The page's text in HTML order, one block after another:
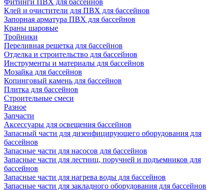
Фитинги ПВХ для бассейнов
Клей и очистители для ПВХ для бассейнов
Запорная арматура ПВХ для бассейнов
Краны шаровые
Тройники
Переливная решетка для бассейнов
Отделка и строительство для бассейнов
Инструменты и материалы для бассейнов
Мозайка для бассейнов
Копинговый камень для бассейнов
Плитка для бассейнов
Строительные смеси
Разное
Запчасти
Аксессуары для освещения бассейнов
Запасный части для дизенфицирующего оборудования для
бассейнов
Запасные части для насосов для бассейнов
Запасные части для лестниц, поручней и подъемников для
бассейнов
Запасные части для нагрева воды для бассейнов
Запасные части для закладного оборудования для бассейнов